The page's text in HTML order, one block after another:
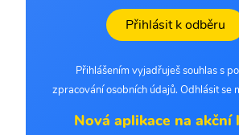
Přihlásit k odběru
Přihlášením vyjadřuješ souhlas s
zpracování osobních údajů. Odhlásit se
Nová aplikace na akční